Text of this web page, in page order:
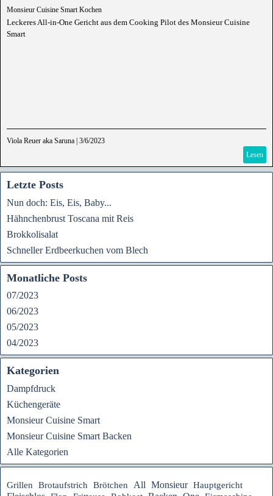
Monsieur Cuisine Smart Kochen
Leckeres All-in-One Gericht aus dem Cooking Pilot des Monsieur Cuisine
Smart
Viola Reuer aka Saruna 3/6/2023
Lesen
Letzte Posts
Nun doch: Eis, Eis, Baby...
Hähnchenbrust Toscana mit Reis
Brokkolisalat
Schneller Erdbeerkuchen vom Blech
Monatliche Posts
07/2023
06/2023
05/2023
04/2023
Kategorien
Dampfdruck
Küchengeräte
Monsieur Cuisine Smart
Monsieur Cuisine Smart Backen
Alle Kategorien
Grillen Brotaufstrich Brötchen All Monsieur Hauptgericht